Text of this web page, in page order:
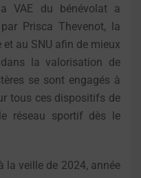
VAE du bénévolat a
Prisca Thevenot, la
et au SNU afin de mieux
la valorisation de
se sont engagés à
tous ces dispositifs de
réseau sportif dès le
la veille de 2024, année